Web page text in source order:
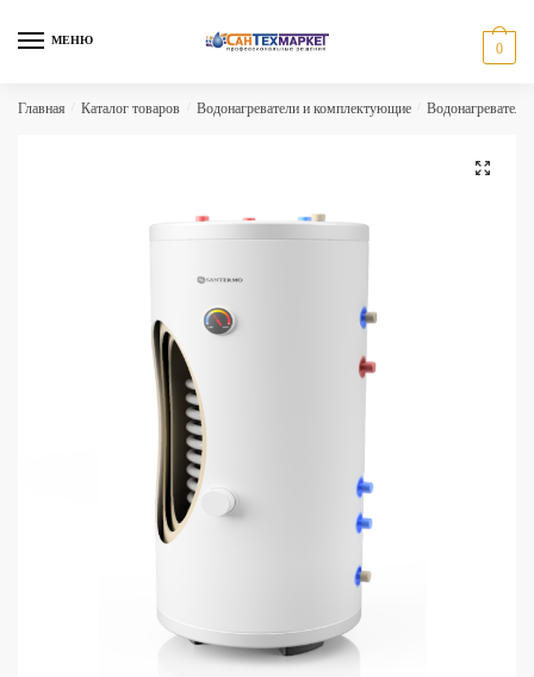
МЕНЮ
0
Главная Каталог товаров Водонагреватели и комплектующие Водонагреватели
🔍